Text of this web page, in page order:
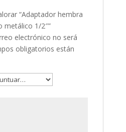
“Adaptador hembra
metálico 1/2″”
electrónico no será
obligatorios están